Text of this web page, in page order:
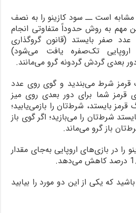
است ــ سود کازینو را به نصف
مهم به روش حدوداً متفاوتی انجام
صفر بایستد (قانون گروگذاری
اروپایی تک‌صفره یافت می‌شود)
بعدی گردش گردونه گرو می‌مانند.
قرمز شرط می‌بندید و گوی روی عدد
قرمز شما برای دور بعدی روی میز
بایستد، شرط‌تان را بازمی‌یابید؛
شرط‌تان را می‌بازید؛ اگر گوی باز
باز گرو می‌ماند.
را در بازی‌های اروپایی به‌جای مقدار
که یکی از این دو مورد را بیابید